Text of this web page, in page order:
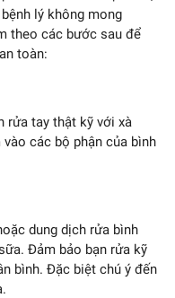
lý không mong
theo các bước sau để
toàn:
rửa tay thật kỹ với xà
các bộ phận của bình
dung dịch rửa bình
Đảm bảo bạn rửa kỹ
bình. Đặc biệt chú ý đến